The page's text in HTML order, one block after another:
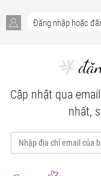
Cập nhật qua
nhất,